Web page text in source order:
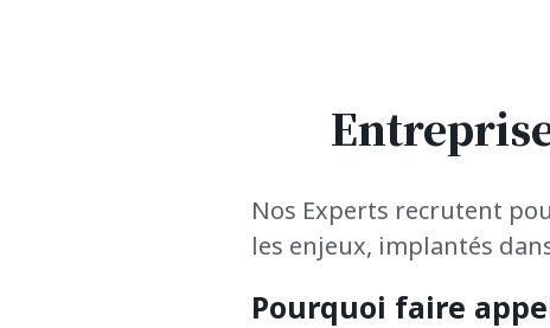
Nos Experts recrutent
les enjeux, implantés
Pourquoi faire